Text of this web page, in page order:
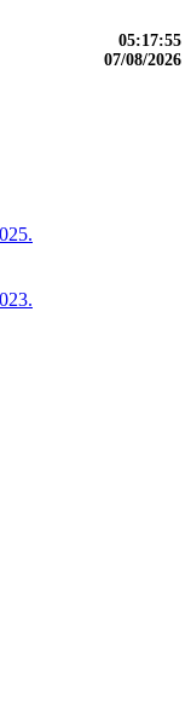
05:17:56
07/08/2026